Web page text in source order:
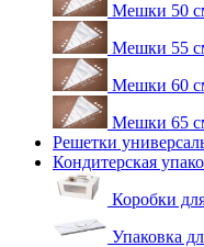
Мешки 50
Мешки 55
Мешки 60
Мешки 65
Решетки
Кондитерская
Коробки
Упаковка